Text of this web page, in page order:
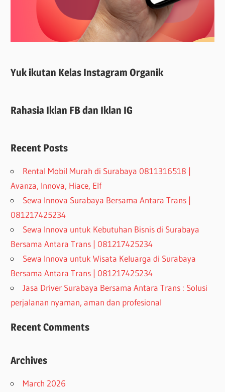
Yuk ikutan Kelas Instagram Organik
Rahasia Iklan FB dan Iklan IG
Recent Posts
Rental Mobil Murah di Surabaya 0811316518 |
Avanza, Innova, Hiace, Elf
Sewa Innova Surabaya Bersama Antara Trans |
081217425234
Sewa Innova untuk Kebutuhan Bisnis di Surabaya
Bersama Antara Trans | 081217425234
Sewa Innova untuk Wisata Keluarga di Surabaya
Bersama Antara Trans | 081217425234
Jasa Driver Surabaya Bersama Antara Trans : Solusi
perjalanan nyaman, aman dan profesional
Recent Comments
Archives
March 2026